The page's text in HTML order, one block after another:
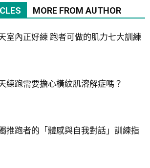
MORE FROM AUTHOR
室內正好練 跑者可做的肌力七大訓練
練跑需要擔心橫紋肌溶解症嗎？
推跑者的「體感與自我對話」訓練指